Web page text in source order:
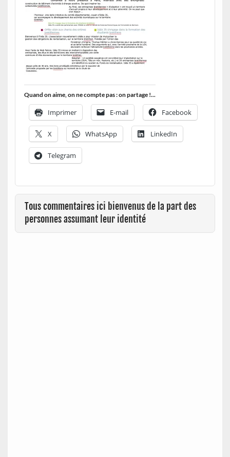
Quand on aime, on ne compte pas : on partage !...
Imprimer E-mail Facebook
X WhatsApp LinkedIn
Telegram
Tous commentaires ici bienvenus de la part des
personnes assumant leur identité